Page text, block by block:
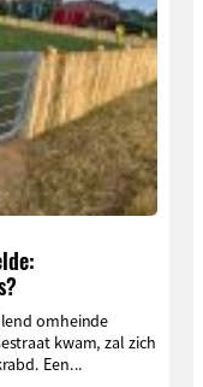
omheinde
kwam, zal zich
Een...